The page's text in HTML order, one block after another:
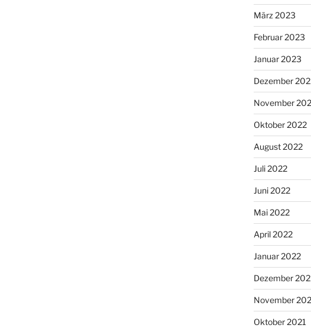
März 2023
Februar 2023
Januar 2023
Dezember
November
Oktober 2022
August 2022
Juli 2022
Juni 2022
Mai 2022
April 2022
Januar 2022
Dezember
November
Oktober 2021